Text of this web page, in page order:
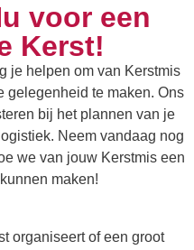
voor een
Kerst!
je helpen om van Kerstmis
gelegenheid te maken. Ons
bij het plannen van je
Neem vandaag nog
we van jouw Kerstmis een
maken!
organiseert of een groot